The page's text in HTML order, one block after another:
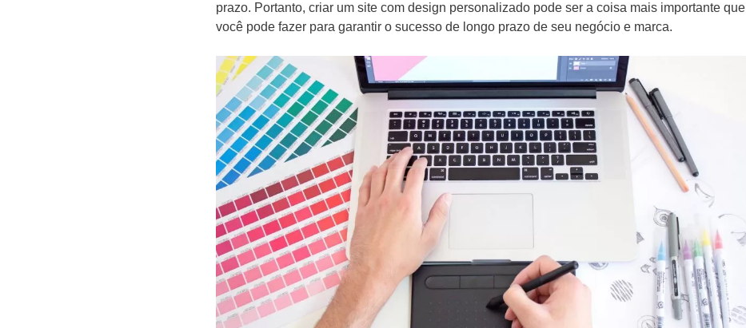
prazo. Portanto, criar um site com design personalizado pode ser a coisa mais importante que
você pode fazer para garantir o sucesso de longo prazo de seu negócio e marca.